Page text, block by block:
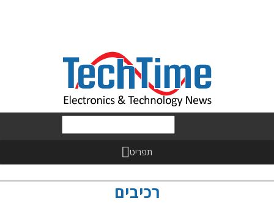
תפריט
רכיבים